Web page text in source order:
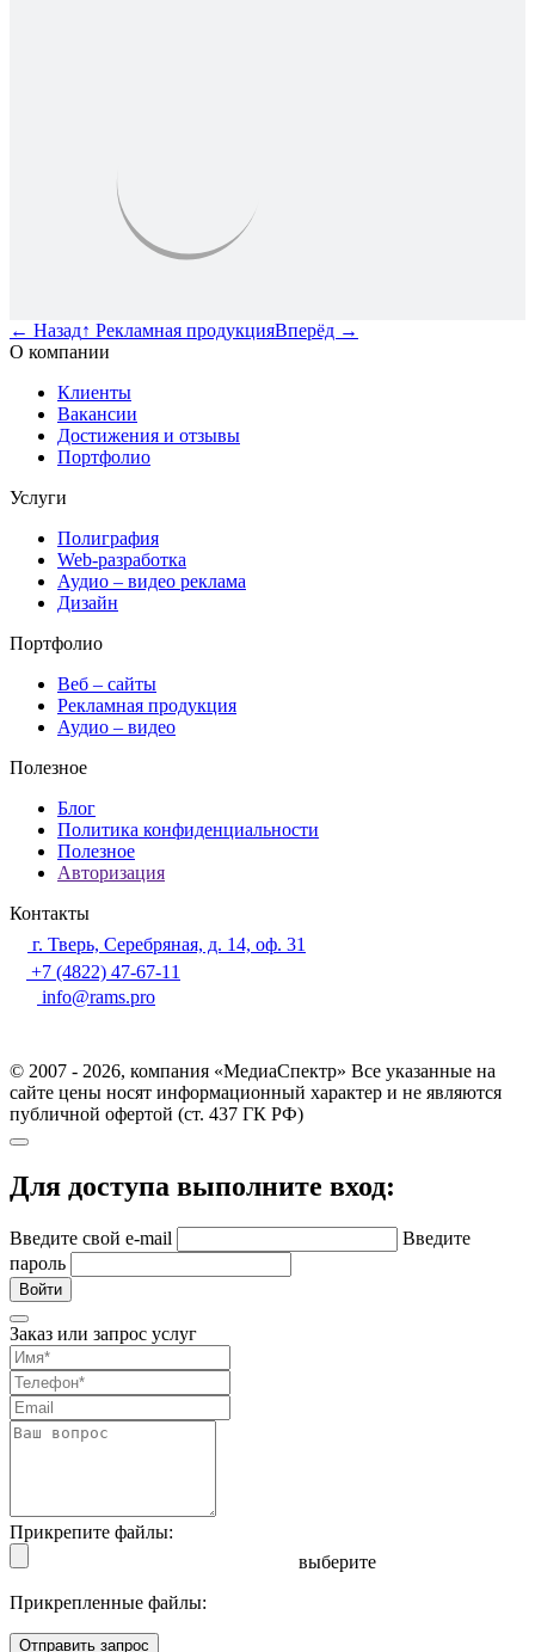
← Назад↑ Рекламная продукцияВперёд →
О компании
Клиенты
Вакансии
Достижения и отзывы
Портфолио
Услуги
Полиграфия
Web-разработка
Аудио – видео реклама
Дизайн
Портфолио
Веб – сайты
Рекламная продукция
Аудио – видео
Полезное
Блог
Политика конфиденциальности
Полезное
Авторизация
Контакты
г. Тверь, Серебряная, д. 14, оф. 31
+7 (4822) 47-67-11
info@rams.pro
© 2007 - 2026, компания «МедиаСпектр» Все указанные на
сайте цены носят информационный характер и не являются
публичной офертой (ст. 437 ГК РФ)
Для доступа выполните вход:
Введите свой e-mail
Введите
пароль
Войти
Заказ или запрос услуг
Прикрепите файлы:
выберите
Прикрепленные файлы:
Отправить запрос